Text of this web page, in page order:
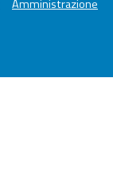
Amministrazione